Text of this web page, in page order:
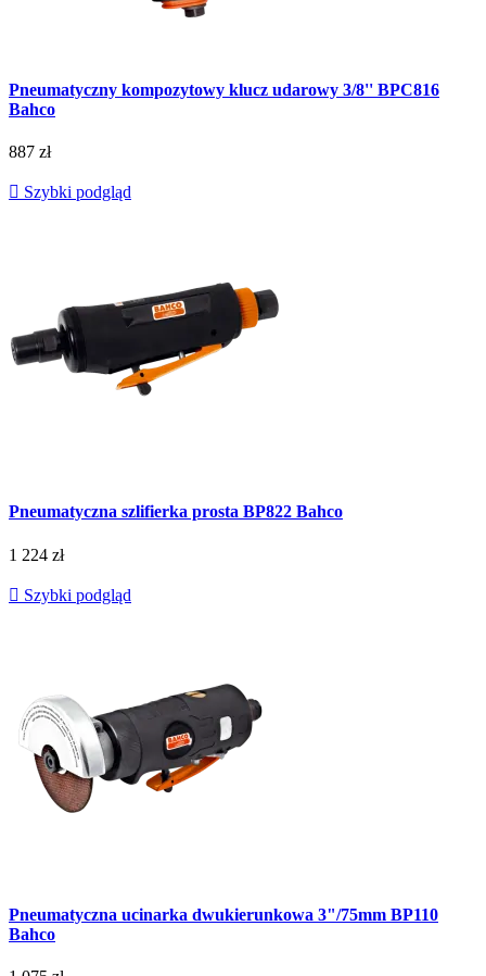
Pneumatyczny kompozytowy klucz udarowy 3/8'' BPC816
Bahco
887 zł
 Szybki podgląd
Pneumatyczna szlifierka prosta BP822 Bahco
1 224 zł
 Szybki podgląd
Pneumatyczna ucinarka dwukierunkowa 3"/75mm BP110
Bahco